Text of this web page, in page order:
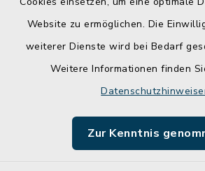
Website zu ermöglichen. Die
weiterer Dienste wird bei Bedarf
Weitere Informationen finden
Zur Kenntnis
Barrierefreiheit
Impressum